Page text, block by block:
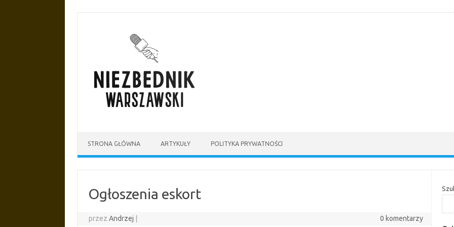
STRONA GŁÓWNA ARTYKUŁY POLITYKA PRYWATNOŚCI
Ogłoszenia eskort
przezAndrzej 0 komentarzy